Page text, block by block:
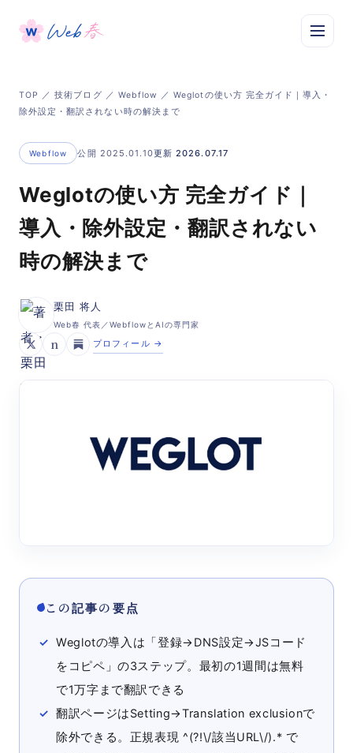
TOP ／技術ブログ ／ Webflow
／ Weglotの使い方 完全ガイド｜導入・
除外設定・翻訳されない時の解決まで
Webflow 公開 2025.01.10更新 2026.07.17
Weglotの使い方 完全ガイド｜
導入・除外設定・翻訳されない
時の解決まで
栗田 将人
Web春 代表／WebflowとAIの専門家
n プロフィール →
この記事の要点
Weglotの導入は「登録→DNS設定→JSコード
をコピペ」の3ステップ。最初の1週間は無料
で1万字まで翻訳できる
翻訳ページはSetting→Translation exclusionで
除外できる。正規表現 ^(?!\/該当URL\/).* で